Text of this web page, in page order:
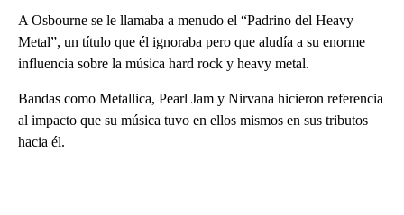
A Osbourne se le llamaba a menudo el “Padrino del Heavy
Metal”, un título que él ignoraba pero que aludía a su enorme
influencia sobre la música hard rock y heavy metal.
Bandas como Metallica, Pearl Jam y Nirvana hicieron referencia
al impacto que su música tuvo en ellos mismos en sus tributos
hacia él.